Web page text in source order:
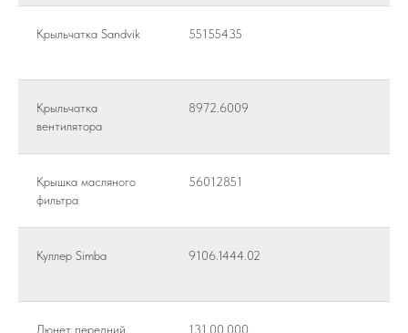
Крыльчатка Sandvik 55155435
Крыльчатка
вентилятора
8972.6009
Крышка масляного
фильтра
56012851
Куллер Simba 9106.1444.02
Люнет передний 131.00.000